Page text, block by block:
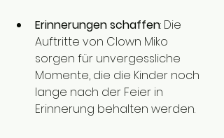
Erinnerungen schaffen: Die
Auftritte von Clown Miko
sorgen für unvergessliche
Momente, die die Kinder noch
lange nach der Feier in
Erinnerung behalten werden.